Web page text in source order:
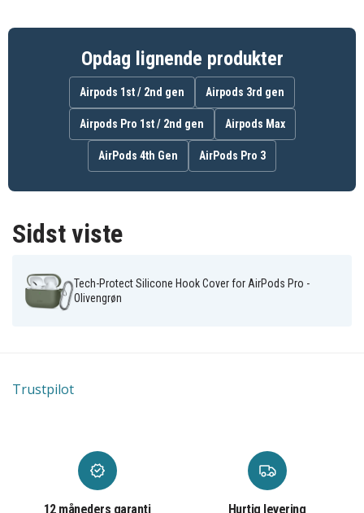
beskytter mod stød
203370
EAN / GTIN 5906302333189
Produkttype Cover
Tech-Protect
Materiale
Opdag lignende produkter
Airpods 1st / 2nd gen Airpods 3rd gen
Airpods Pro 1st / 2nd gen Airpods Max
AirPods 4th Gen AirPods Pro 3
Sidst viste
Tech-Protect Silicone Hook Cover for AirPods Pro -
Olivengrøn
Trustpilot
12 måneders garanti Hurtig levering